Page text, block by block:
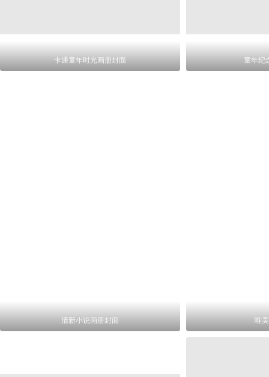
卡通童年时光画册封面 童年纪
清新小说画册封面 唯